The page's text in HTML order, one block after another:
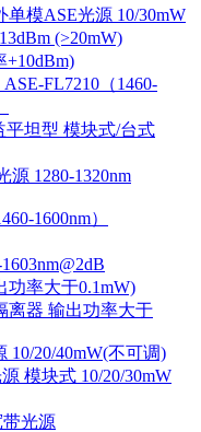
单模ASE光源 10/30mW
(>20mW)
+10dBm)
FL7210（1460-
平坦型 模块式/台式
源 1280-1320nm
1600nm）
功率大于0.1mW)
离器 输出功率大于
10/20/40mW(不可调)
模块式 10/20/30mW
带光源